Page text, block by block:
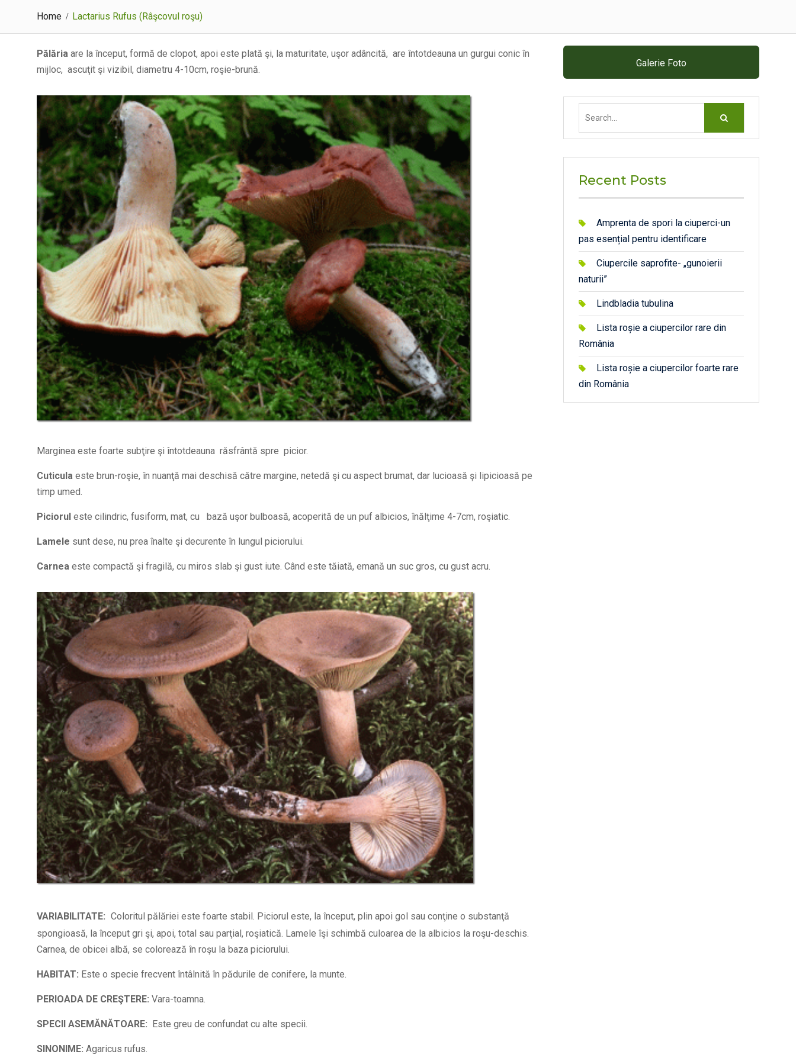
Home Lactarius Rufus (Râşcovul roşu)
Pălăria are la început, formă de clopot, apoi este plată şi, la maturitate, uşor adâncită, are întotdeauna un gurgui conic în
mijloc, ascuţit şi vizibil, diametru 4-10cm, roşie-brună.
Marginea este foarte subţire şi întotdeauna răsfrântă spre picior.
Cuticula este brun-roşie, în nuanţă mai deschisă către margine, netedă şi cu aspect brumat, dar lucioasă şi lipicioasă pe
timp umed.
Piciorul este cilindric, fusiform, mat, cu bază uşor bulboasă, acoperită de un puf albicios, înălţime 4-7cm, roşiatic.
Lamele sunt dese, nu prea înalte şi decurente în lungul piciorului.
Carnea este compactă şi fragilă, cu miros slab şi gust iute. Când este tăiată, emană un suc gros, cu gust acru.
VARIABILITATE: Coloritul pălăriei este foarte stabil. Piciorul este, la început, plin apoi gol sau conţine o substanţă
spongioasă, la început gri şi, apoi, total sau parţial, roşiatică. Lamele îşi schimbă culoarea de la albicios la roşu-deschis.
Carnea, de obicei albă, se colorează în roşu la baza piciorului.
HABITAT: Este o specie frecvent întâlnită în pădurile de conifere, la munte.
PERIOADA DE CREŞTERE: Vara-toamna.
SPECII ASEMĂNĂTOARE: Este greu de confundat cu alte specii.
SINONIME: Agaricus rufus.
Galerie Foto
Recent Posts
Amprenta de spori la ciuperci-un
pas esențial pentru identificare
Ciupercile saprofite- „gunoierii
naturii”
Lindbladia tubulina
Lista roșie a ciupercilor rare din
România
Lista roșie a ciupercilor foarte rare
din România